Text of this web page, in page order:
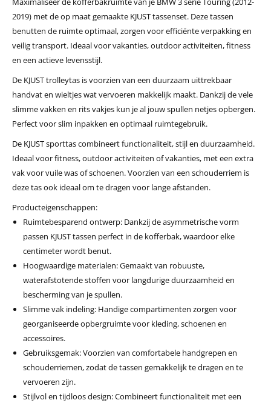
2019) met de op maat gemaakte KJUST tassenset. Deze tassen
benutten de ruimte optimaal, zorgen voor efficiënte verpakking en
veilig transport. Ideaal voor vakanties, outdoor activiteiten, fitness
en een actieve levensstijl.
De KJUST trolleytas is voorzien van een duurzaam uittrekbaar
handvat en wieltjes wat vervoeren makkelijk maakt. Dankzij de vele
slimme vakken en rits vakjes kun je al jouw spullen netjes opbergen.
Perfect voor slim inpakken en optimaal ruimtegebruik.
De KJUST sporttas combineert functionaliteit, stijl en duurzaamheid.
Ideaal voor fitness, outdoor activiteiten of vakanties, met een extra
vak voor vuile was of schoenen. Voorzien van een schouderriem is
deze tas ook ideaal om te dragen voor lange afstanden.
Producteigenschappen:
Ruimtebesparend ontwerp: Dankzij de asymmetrische vorm
passen KJUST tassen perfect in de kofferbak, waardoor elke
centimeter wordt benut.
Hoogwaardige materialen: Gemaakt van robuuste,
waterafstotende stoffen voor langdurige duurzaamheid en
bescherming van je spullen.
Slimme vak indeling: Handige compartimenten zorgen voor
georganiseerde opbergruimte voor kleding, schoenen en
accessoires.
Gebruiksgemak: Voorzien van comfortabele handgrepen en
schouderriemen, zodat de tassen gemakkelijk te dragen en te
vervoeren zijn.
Stijlvol en tijdloos design: Combineert functionaliteit met een